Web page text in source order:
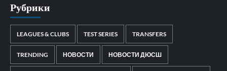
Рубрики
LEAGUES & CLUBS TEST SERIES TRANSFERS
TRENDING НОВОСТИ НОВОСТИ ДЮСШ